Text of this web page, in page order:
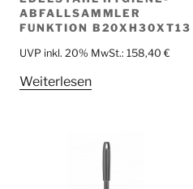
ABFALLSAMMLER
FUNKTION B20XH30XT13
UVP inkl. 20% MwSt.: 158,40 €
Weiterlesen